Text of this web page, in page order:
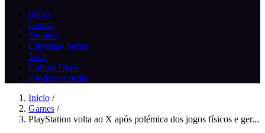
Inicio
Games
Animes
Cinema e Series
Tech
Cultura Geek
// todos os posts
Inicio /
Games /
PlayStation volta ao X após polémica dos jogos físicos e ger...